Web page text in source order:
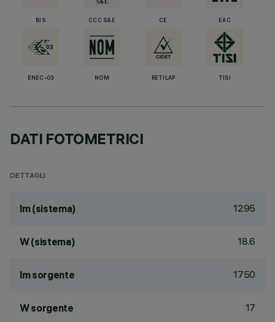
BIS CCC S&E CE EAC
ENEC-03 NOM RETILAP TISI
DATI FOTOMETRICI
DETTAGLI
lm (sistema) 1295
W (sistema) 18.6
lm sorgente 1750
W sorgente 17